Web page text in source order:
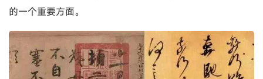
的一个重要方面。